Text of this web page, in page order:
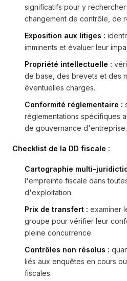
significatifs pour y
changement de contrôle, de
Exposition aux litiges :
imminents et évaluer leur
Propriété intellectuelle :
de base, des brevets et des
éventuelles charges.
Conformité réglementaire :
réglementations spécifiques
de gouvernance d'entreprise.
Checklist de la DD fiscale :
Cartographie multi-
l'empreinte fiscale dans
d'exploitation.
Prix de transfert : examiner
groupe pour vérifier leur
pleine concurrence.
Contrôles non résolus :
liés aux enquêtes en cours
fiscales.